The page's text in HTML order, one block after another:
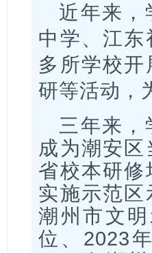
近年来，
中学、江
多所学校
研等活动，
三年来，
成为潮安
省校本研
实施示范
潮州市文
位、2023